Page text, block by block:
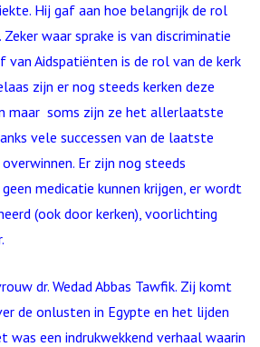
Hij gaf aan hoe belangrijk de rol
waar sprake is van discriminatie
van Aidspatiënten is de rol van de kerk
zijn er nog steeds kerken deze
maar soms zijn ze het allerlaatste
vele successen van de laatste
Er zijn nog steeds
medicatie kunnen krijgen, er wordt
(ook door kerken), voorlichting
dr. Wedad Abbas Tawfik. Zij komt
de onlusten in Egypte en het lijden
was een indrukwekkend verhaal waarin